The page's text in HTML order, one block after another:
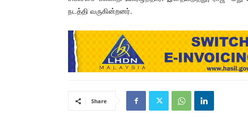
நடத்தி வருகின்றனர்.
Share